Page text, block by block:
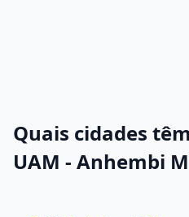
Quais cidades
UAM - Anhembi